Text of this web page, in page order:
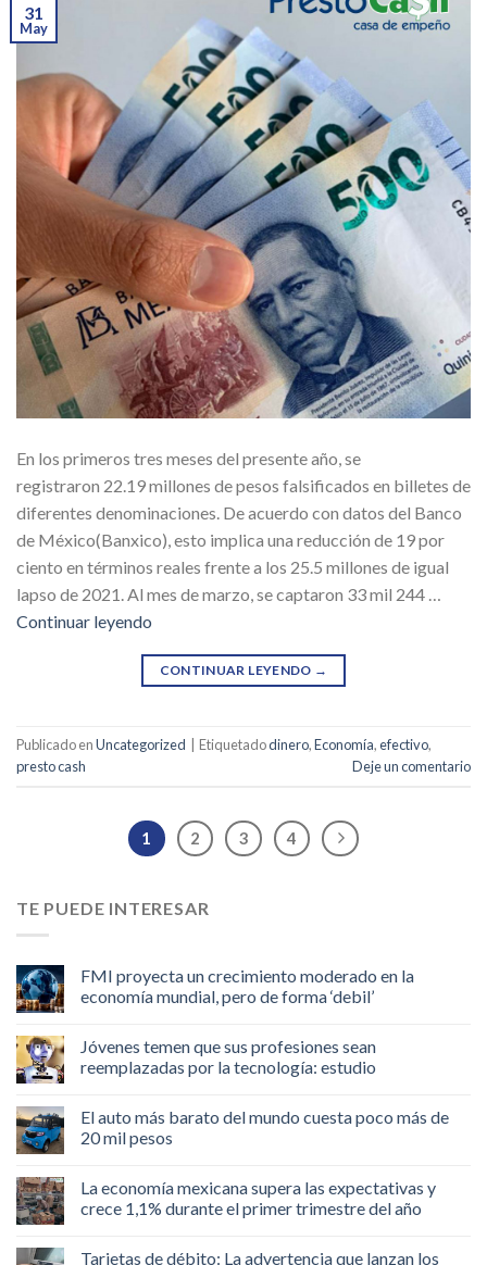
31
May
En los primeros tres meses del presente año, se
registraron 22.19 millones de pesos falsificados en billetes de
diferentes denominaciones. De acuerdo con datos del Banco
de México(Banxico), esto implica una reducción de 19 por
ciento en términos reales frente a los 25.5 millones de igual
lapso de 2021. Al mes de marzo, se captaron 33 mil 244 …
Continuar leyendo
CONTINUAR LEYENDO →
Publicado enUncategorized Etiquetadodinero,Economía,efectivo,
presto cash
Deje un comentario
1 2 3 4
TE PUEDE INTERESAR
FMI proyecta un crecimiento moderado en la
economía mundial, pero de forma ‘debil’
Jóvenes temen que sus profesiones sean
reemplazadas por la tecnología: estudio
El auto más barato del mundo cuesta poco más de
20 mil pesos
La economía mexicana supera las expectativas y
crece 1,1% durante el primer trimestre del año
Tarjetas de débito: La advertencia que lanzan los